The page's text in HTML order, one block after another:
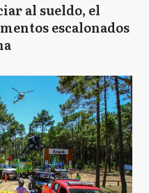
al sueldo, el
escalonados